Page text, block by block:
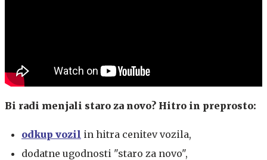
Bi radi menjali staro za novo? Hitro in preprosto:
odkup vozil in hitra cenitev vozila,
dodatne ugodnosti "staro za novo",